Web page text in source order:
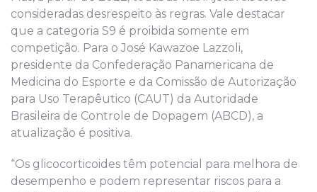
consideradas desrespeito às regras. Vale destacar
que a categoria S9 é proibida somente em
competição. Para o José Kawazoe Lazzoli,
presidente da Confederação Panamericana de
Medicina do Esporte e da Comissão de Autorização
para Uso Terapêutico (CAUT) da Autoridade
Brasileira de Controle de Dopagem (ABCD), a
atualização é positiva.
“Os glicocorticoides têm potencial para melhora de
desempenho e podem representar riscos para a